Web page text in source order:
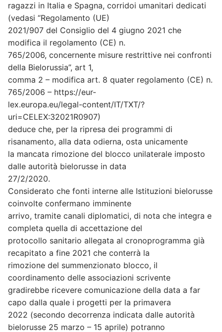
ragazzi in Italia e Spagna, corridoi umanitari dedicati
(vedasi “Regolamento (UE)
2021/907 del Consiglio del 4 giugno 2021 che
modifica il regolamento (CE) n.
765/2006, concernente misure restrittive nei confronti
della Bielorussia”, art 1,
comma 2 – modifica art. 8 quater regolamento (CE) n.
765/2006 – https://eur-
lex.europa.eu/legal-content/IT/TXT/?
uri=CELEX:32021R0907)
deduce che, per la ripresa dei programmi di
risanamento, alla data odierna, osta unicamente
la mancata rimozione del blocco unilaterale imposto
dalle autorità bielorusse in data
27/2/2020.
Considerato che fonti interne alle Istituzioni bielorusse
coinvolte confermano imminente
arrivo, tramite canali diplomatici, di nota che integra e
completa quella di accettazione del
protocollo sanitario allegata al cronoprogramma già
recapitato a fine 2021 che conterrà la
rimozione del summenzionato blocco, il
coordinamento delle associazioni scrivente
gradirebbe ricevere comunicazione della data a far
capo dalla quale i progetti per la primavera
2022 (secondo decorrenza indicata dalle autorità
bielorusse 25 marzo – 15 aprile) potranno